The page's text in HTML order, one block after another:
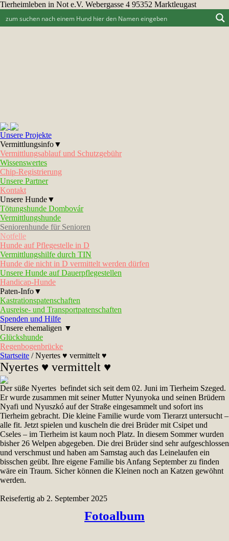
Tierheimleben in Not e.V. Webergasse 4 95352 Marktleugast
Unsere Projekte
Vermittlungsinfo▼
Vermittlungsablauf und Schutzgebühr
Wissenswertes
Chip-Registrierung
Unsere Partner
Kontakt
Unsere Hunde▼
Tötungshunde Dombovár
Vermittlungshunde
Seniorenhunde für Senioren
Notfelle
Hunde auf Pflegestelle in D
Vermittlungshilfe durch TIN
Hunde die nicht in D vermittelt werden dürfen
Unsere Hunde auf Dauerpflegestellen
Handicap-Hunde
Paten-Info▼
Kastrationspatenschaften
Ausreise- und Transportpatenschaften
Spenden und Hilfe
Unsere ehemaligen ▼
Glückshunde
Regenbogenbrücke
Startseite /Nyertes ♥ vermittelt ♥
Nyertes ♥ vermittelt ♥
Der süße Nyertes befindet sich seit dem 02. Juni im Tierheim Szeged.
Er wurde zusammen mit seiner Mutter Nyunyoka und seinen Brüdern
Nyafi und Nyuszkó auf der Straße eingesammelt und sofort ins
Tierheim gebracht. Die kleine Familie wurde vom Tierarzt untersucht –
alle fit. Jetzt spielen und kuscheln die drei Brüder mit Csipet und
Cseles – im Tierheim ist kaum noch Platz. In diesem Sommer wurden
bisher 26 Welpen abgegeben. Die drei Brüder sind sehr aufgeschlossen
und verschmust und haben am Samstag auch das Leinelaufen ein
bisschen geübt. Ihre eigene Familie bis Anfang September zu finden
wäre ein Traum. Sicher können die Kleinen noch an Katzen gewöhnt
werden.
Reisefertig ab 2. September 2025
Fotoalbum